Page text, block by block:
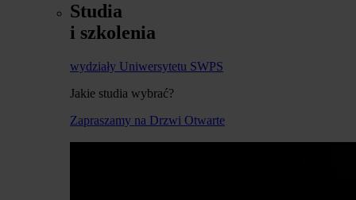
Studia
i szkolenia
wydziały Uniwersytetu SWPS
Jakie studia wybrać?
Zapraszamy na Drzwi Otwarte